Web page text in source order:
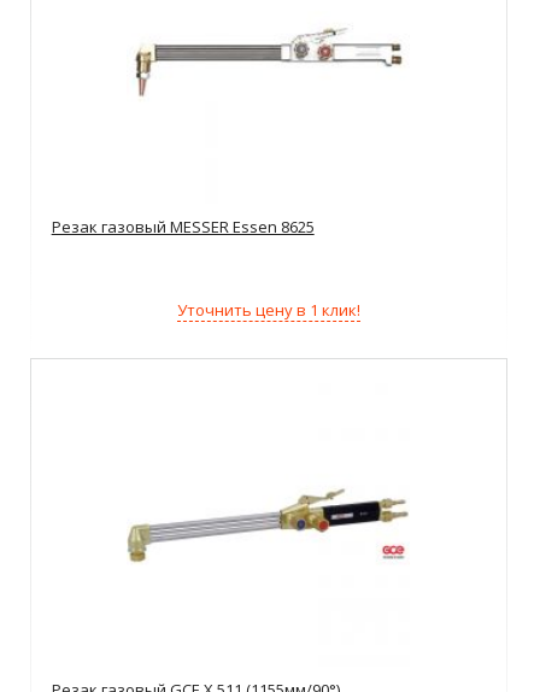
Резак газовый MESSER Essen 8625
Уточнить цену в 1 клик!